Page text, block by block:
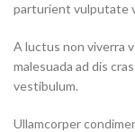
parturient vulputate
A luctus non viverra
malesuada ad dis
vestibulum.
Ullamcorper